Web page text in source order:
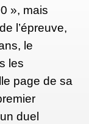
», mais
l’épreuve,
le
les
page de sa
duel